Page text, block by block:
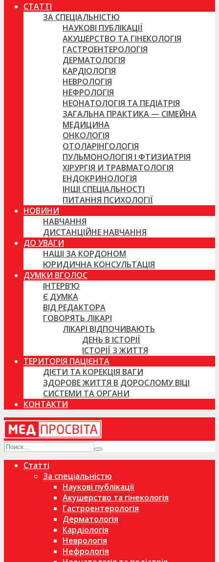
СТАТТІ
ЗА СПЕЦІАЛЬНІСТЮ
НАУКОВІ ПУБЛІКАЦІЇ
АКУШЕРСТВО ТА ГІНЕКОЛОГІЯ
ГАСТРОЕНТЕРОЛОГІЯ
ДЕРМАТОЛОГІЯ
КАРДІОЛОГІЯ
НЕВРОЛОГІЯ
НЕФРОЛОГІЯ
НЕОНАТОЛОГІЯ ТА ПЕДІАТРІЯ
ЗАГАЛЬНА ПРАКТИКА — СІМЕЙНА
МЕДИЦИНА
ОНКОЛОГІЯ
ОТОЛАРІНГОЛОГІЯ
ПУЛЬМОНОЛОГІЯ І ФТИЗИАТРІЯ
ХІРУРГІЯ И ТРАВМАТОЛОГІЯ
ЕНДОКРИНОЛОГІЯ
ІНШІ СПЕЦІАЛЬНОСТІ
ПИТАННЯ ПСИХОЛОГІЇ
НОВИНИ
НАВЧАННЯ
ДИСТАНЦІЙНЕ НАВЧАННЯ
ДО УВАГИ
НАШІ ЗА КОРДОНОМ
ЮРИДИЧНА КОНСУЛЬТАЦІЯ
ДУМКИ ВГОЛОС
ІНТЕРВ’Ю
Є ДУМКА
ВІД РЕДАКТОРА
ГОВОРЯТЬ ЛІКАРІ
ЛІКАРІ ВІДПОЧИВАЮТЬ
ДЕНЬ В ІСТОРІЇ
ІСТОРІЇ З ЖИТТЯ
ТЕРИТОРІЯ ПАЦІЄНТА
ДІЄТИ ТА КОРЕКЦІЯ ВАГИ
ЗДОРОВЕ ЖИТТЯ В ДОРОСЛОМУ ВІЦІ
СИСТЕМИ ТА ОРГАНИ
КОНТАКТИ
Статті
За спеціальністю
Наукові публікації
Акушерство та гінекологія
Гастроентерологія
Дерматологія
Кардіологія
Неврологія
Нефрологія